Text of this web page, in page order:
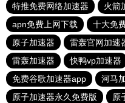
特推免费网络加速器
火箭
apn免费上网下载
十大免
原子加速器
雷轰官网加速
雷轰加速器
快鸭vp加速器
免费谷歌加速器app
河马
原子加速器永久免费版
原